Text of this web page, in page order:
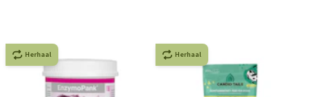
Herhaal Herhaal